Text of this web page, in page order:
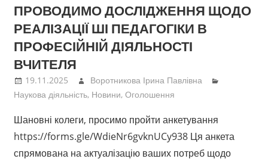
ПРОВОДИМО ДОСЛІДЖЕННЯ ЩОДО
РЕАЛІЗАЦІЇ ШІ ПЕДАГОГІКИ В
ПРОФЕСІЙНІЙ ДІЯЛЬНОСТІ
ВЧИТЕЛЯ
19.11.2025
Воротникова Ірина Павлівна
Наукова діяльність, Новини, Оголошення
Шановні колеги, просимо пройти анкетування
https://forms.gle/WdieNr6gvknUCy938 Ця анкета
спрямована на актуалізацію ваших потреб щодо